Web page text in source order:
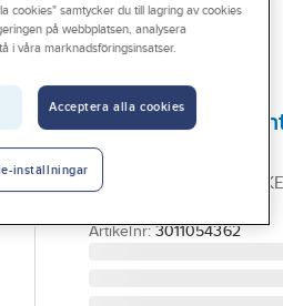
Dusch och bad Badkar
Gummipropp/
till badkar
BADKARSPROPP MED
Artikelnr: 3011054362
cookies" samtycker du till lagring av cookies
på webbplatsen, analysera
i våra marknadsföringsinsatser.
Acceptera alla cookies
inställningar